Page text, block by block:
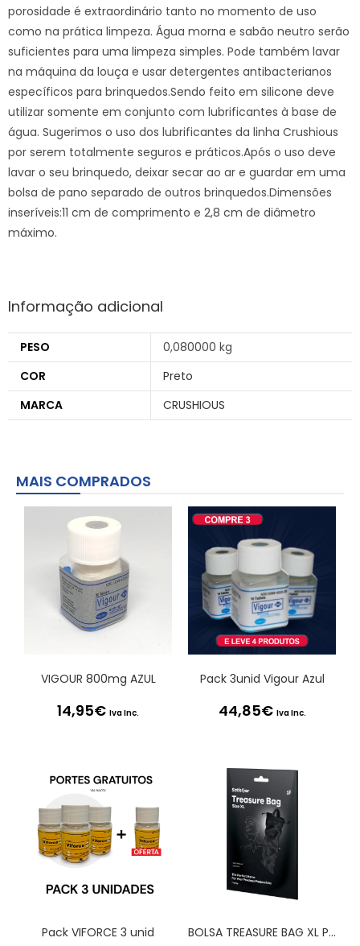
porosidade é extraordinário tanto no momento de uso
como na prática limpeza. Água morna e sabão neutro serão
suficientes para uma limpeza simples. Pode também lavar
na máquina da louça e usar detergentes antibacterianos
específicos para brinquedos.Sendo feito em silicone deve
utilizar somente em conjunto com lubrificantes à base de
água. Sugerimos o uso dos lubrificantes da linha Crushious
por serem totalmente seguros e práticos.Após o uso deve
lavar o seu brinquedo, deixar secar ao ar e guardar em uma
bolsa de pano separado de outros brinquedos.Dimensões
inseríveis:11 cm de comprimento e 2,8 cm de diâmetro
máximo.
Informação adicional
PESO
0,080000 kg
COR
Preto
MARCA
CRUSHIOUS
MAIS COMPRADOS
VIGOUR 800mg AZUL
14,95€ Iva Inc.
Pack 3unid Vigour Azul
44,85€ Iva Inc.
Pack VIFORCE 3 unid BOLSA TREASURE BAG XL PRETA SATISFYER